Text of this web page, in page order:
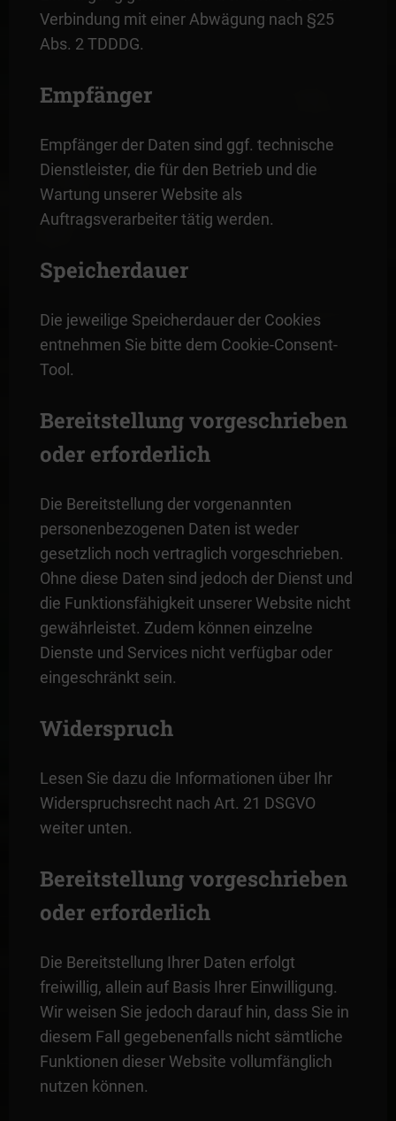
Verbindung mit einer Abwägung nach §25
Abs. 2 TDDDG.
Empfänger
Empfänger der Daten sind ggf. technische
Dienstleister, die für den Betrieb und die
Wartung unserer Website als
Auftragsverarbeiter tätig werden.
Speicherdauer
Die jeweilige Speicherdauer der Cookies
entnehmen Sie bitte dem Cookie-Consent-
Tool.
Bereitstellung vorgeschrieben
oder erforderlich
Die Bereitstellung der vorgenannten
personenbezogenen Daten ist weder
gesetzlich noch vertraglich vorgeschrieben.
Ohne diese Daten sind jedoch der Dienst und
die Funktionsfähigkeit unserer Website nicht
gewährleistet. Zudem können einzelne
Dienste und Services nicht verfügbar oder
eingeschränkt sein.
Widerspruch
Lesen Sie dazu die Informationen über Ihr
Widerspruchsrecht nach Art. 21 DSGVO
weiter unten.
Bereitstellung vorgeschrieben
oder erforderlich
Die Bereitstellung Ihrer Daten erfolgt
freiwillig, allein auf Basis Ihrer Einwilligung.
Wir weisen Sie jedoch darauf hin, dass Sie in
diesem Fall gegebenenfalls nicht sämtliche
Funktionen dieser Website vollumfänglich
nutzen können.